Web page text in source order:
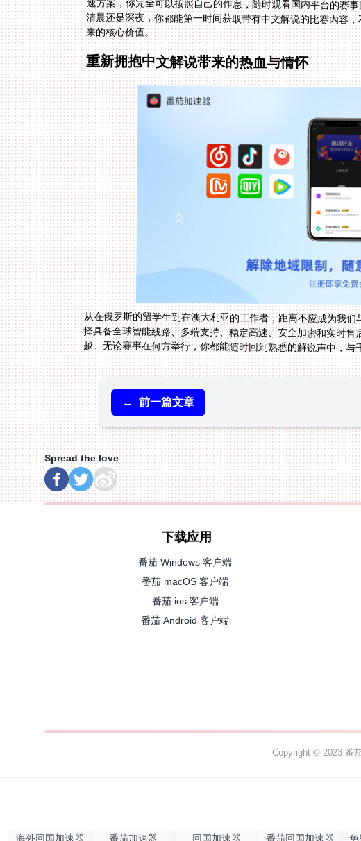
来的核心价值。
重新拥抱中文解说带来的热血与情怀
从在俄罗斯的留学生到在澳大利亚的工作者，距离不应成为我
择具备全球智能线路、多端支持、稳定高速、安全加密和实时
越。无论赛事在何方举行，你都能随时回到熟悉的解说声中，
← 前一篇文章
Spread the love
下载应用
番茄 Windows 客户端
番茄 macOS 客户端
番茄 ios 客户端
番茄 Android 客户端
Copyright © 2023 番
海外回国加速器 番茄加速器 回国加速器 番茄回国加速器 免